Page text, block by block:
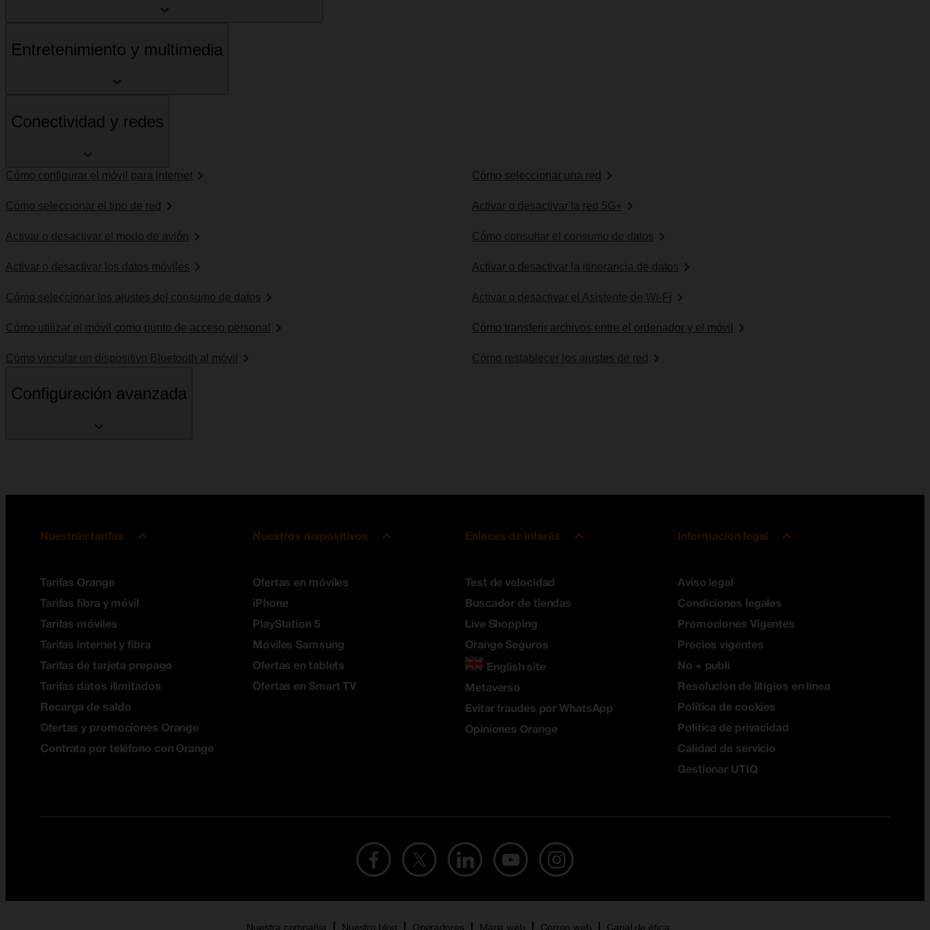
Entretenimiento y multimedia
Conectividad y redes
Cómo configurar el móvil para internet Cómo seleccionar una red
Cómo seleccionar el tipo de red Activar o desactivar la red 5G+
Activar o desactivar el modo de avión Cómo consultar el consumo de datos
Activar o desactivar los datos móviles Activar o desactivar la itinerancia de datos
Cómo seleccionar los ajustes del consumo de datos Activar o desactivar el Asistente de Wi-Fi
Cómo utilizar el móvil como punto de acceso personal Cómo transferir archivos entre el ordenador y el móvil
Cómo vincular un dispositivo Bluetooth al móvil Cómo restablecer los ajustes de red
Configuración avanzada
Nuestras tarifas
Tarifas Orange
Tarifas fibra y móvil
Tarifas móviles
Tarifas internet y fibra
Tarifas de tarjeta prepago
Tarifas datos ilimitados
Recarga de saldo
Ofertas y promociones Orange
Contrata por teléfono con Orange
Nuestros dispositivos
Ofertas en móviles
iPhone
PlayStation 5
Móviles Samsung
Ofertas en tablets
Ofertas en Smart TV
Enlaces de interés
Test de velocidad
Buscador de tiendas
Live Shopping
Orange Seguros
English site
Metaverso
Evitar fraudes por WhatsApp
Opiniones Orange
Información legal
Aviso legal
Condiciones legales
Promociones Vigentes
Precios vigentes
No + publi
Resolución de litigios en línea
Política de cookies
Política de privacidad
Calidad de servicio
Gestionar UTIQ
Nuestra compañía Nuestro blog Operadores Mapa web Correo web Canal de ética